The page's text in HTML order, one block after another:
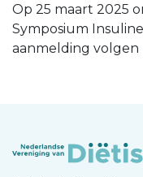
Op 25 maart 2025
Symposium
aanmelding